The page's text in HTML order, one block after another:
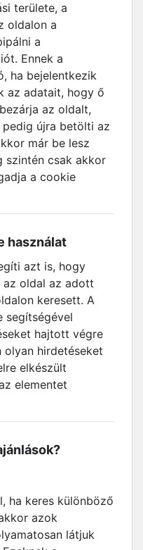
területe, a
oldalon a
a
Ennek a
ha bejelentkezik
az adatait, hogy ő
az oldalt,
újra betölti az
már be lesz
szintén csak akkor
a cookie
használat
azt is, hogy
az oldal az adott
keresett. A
segítségével
hajtott végre
olyan hirdetéseket
elkészült
elementet
ha keres különböző
azok
látjuk